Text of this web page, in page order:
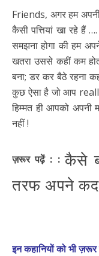
Friends, अगर हम
कैसी पत्तियां खा रहे हैं
समझना होगा की हम
खतरा उससे कहीं कम
बना; डर कर बैठे रहना
कुछ ऐसा है जो आप
हिम्मत ही आपको अपनी
नहीं !
ज़रूर पढ़ें : : कैसे
तरफ अपने
इन कहानियों को भी